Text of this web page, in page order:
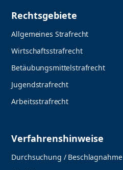
Rechtsgebiete
Allgemeines Strafrecht
Wirtschaftsstrafrecht
Betäubungsmittelstrafrecht
Jugendstrafrecht
Arbeitsstrafrecht
Verfahrenshinweise
Durchsuchung / Beschlagnahme